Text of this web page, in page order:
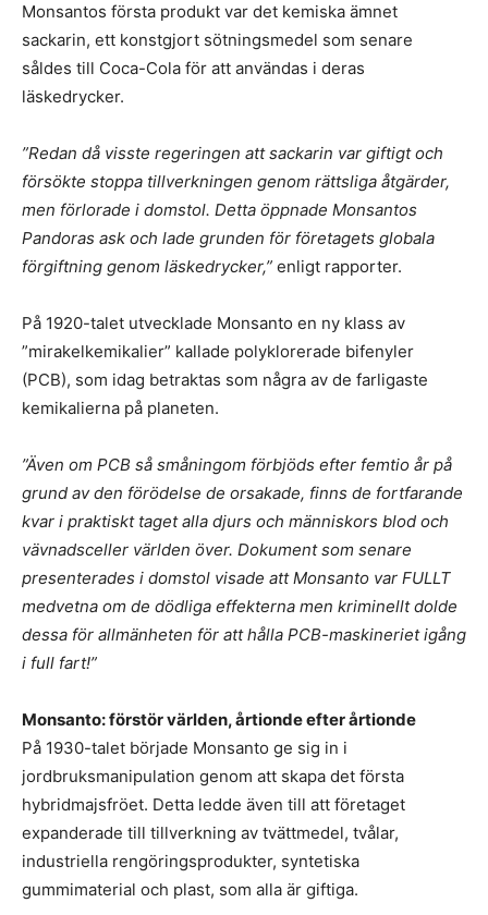
Monsantos första produkt var det kemiska ämnet
sackarin, ett konstgjort sötningsmedel som senare
såldes till Coca-Cola för att användas i deras
läskedrycker.
”Redan då visste regeringen att sackarin var giftigt och
försökte stoppa tillverkningen genom rättsliga åtgärder,
men förlorade i domstol. Detta öppnade Monsantos
Pandoras ask och lade grunden för företagets globala
förgiftning genom läskedrycker,” enligt rapporter.
På 1920-talet utvecklade Monsanto en ny klass av
”mirakelkemikalier” kallade polyklorerade bifenyler
(PCB), som idag betraktas som några av de farligaste
kemikalierna på planeten.
”Även om PCB så småningom förbjöds efter femtio år på
grund av den förödelse de orsakade, finns de fortfarande
kvar i praktiskt taget alla djurs och människors blod och
vävnadsceller världen över. Dokument som senare
presenterades i domstol visade att Monsanto var FULLT
medvetna om de dödliga effekterna men kriminellt dolde
dessa för allmänheten för att hålla PCB-maskineriet igång
i full fart!”
Monsanto: förstör världen, årtionde efter årtionde
På 1930-talet började Monsanto ge sig in i
jordbruksmanipulation genom att skapa det första
hybridmajsfröet. Detta ledde även till att företaget
expanderade till tillverkning av tvättmedel, tvålar,
industriella rengöringsprodukter, syntetiska
gummimaterial och plast, som alla är giftiga.